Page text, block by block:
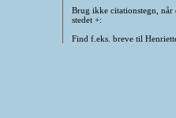
Brug ikke citationstegn, når
stedet +:
Find f.eks. breve til